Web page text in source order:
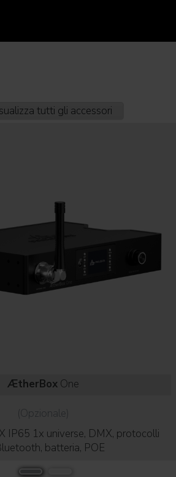
tutti gli accessori
ÆtherBox One
(Opzionale)
IP65 1x universe, DMX, protocolli
batteria, POE